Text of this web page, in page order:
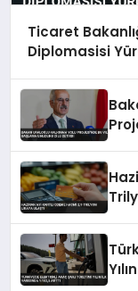
Ticaret
Diplomasisi